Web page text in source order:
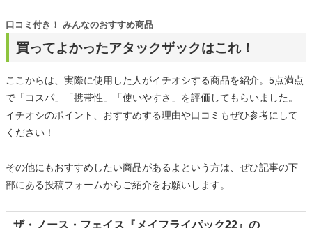
買ってよかったアタックザックはこれ！
口コミ付き！ みんなのおすすめ商品
ここからは、実際に使用した人がイチオシする商品を紹介。5点満点
で「コスパ」「携帯性」「使いやすさ」を評価してもらいました。
イチオシのポイント、おすすめする理由や口コミもぜひ参考にして
ください！
その他にもおすすめしたい商品があるよという方は、ぜひ記事の下
部にある投稿フォームからご紹介をお願いします。
ザ・ノース・フェイス『メイフライパック22』の